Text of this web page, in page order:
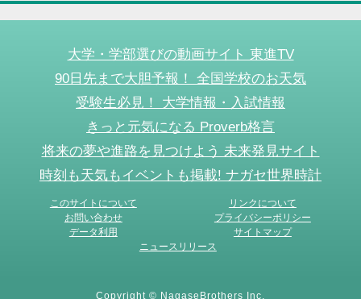
大学・学部選びの動画サイト 東進TV
90日先まで大胆予報！ 全国学校のお天気
受験生必見！ 大学情報・入試情報
きっと元気になる Proverb格言
将来の夢や進路を見つけよう 未来発見サイト
時刻も天気もイベントも掲載! ナガセ世界時計
このサイトについて
リンクについて
お問い合わせ
プライバシーポリシー
データ利用
サイトマップ
ニュースリリース
Copyright © NagaseBrothers Inc.